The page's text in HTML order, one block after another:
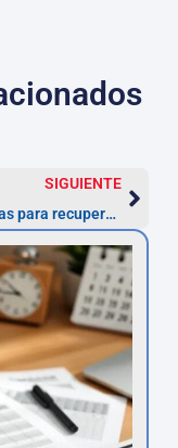
SIGUIENTE
Estrategias para recuperar intereses pagados en préstamos personales usurarios